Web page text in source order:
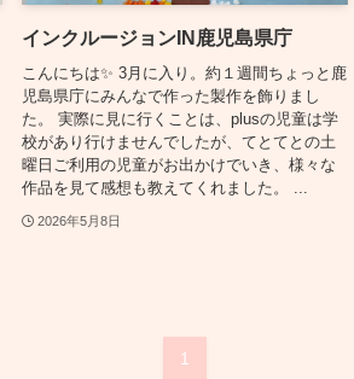
インクルージョンIN鹿児島県庁
こんにちは✨ 3月に入り。約１週間ちょっと鹿
児島県庁にみんなで作った製作を飾りまし
た。 実際に見に行くことは、plusの児童は学
校があり行けませんでしたが、てとてとの土
曜日ご利用の児童がお出かけでいき、様々な
作品を見て感想も教えてくれました。 ...
2026年5月8日
1